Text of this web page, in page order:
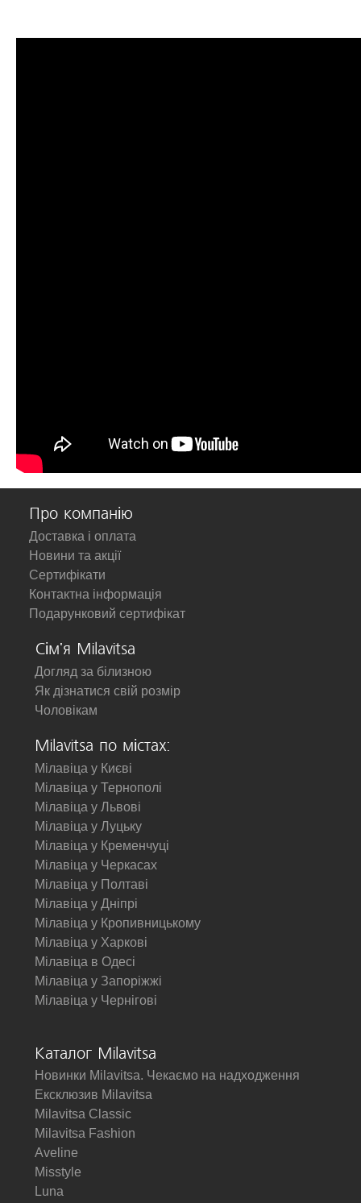
Про компанію
Доставка і оплата
Новини та акції
Сертифікати
Контактна інформація
Подарунковий сертифікат
Сім'я Milavitsa
Догляд за білизною
Як дізнатися свій розмір
Чоловікам
Milavitsa по містах:
Мілавіца у Києві
Мілавіца у Тернополі
Мілавіца у Львові
Мілавіца у Луцьку
Мілавіца у Кременчуці
Мілавіца у Черкасах
Мілавіца у Полтаві
Мілавіца у Дніпрі
Мілавіца у Кропивницькому
Мілавіца у Харкові
Мілавіца в Одесі
Мілавіца у Запоріжжі
Мілавіца у Чернігові
Каталог Milavitsa
Новинки Milavitsa. Чекаємо на надходження
Ексклюзив Milavitsa
Milavitsa Classic
Milavitsa Fashion
Aveline
Misstyle
Luna